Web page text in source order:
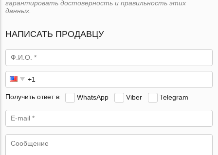
гарантировать достоверность и правильность этих
данных.
НАПИСАТЬ ПРОДАВЦУ
Получить ответ в WhatsApp Viber Telegram